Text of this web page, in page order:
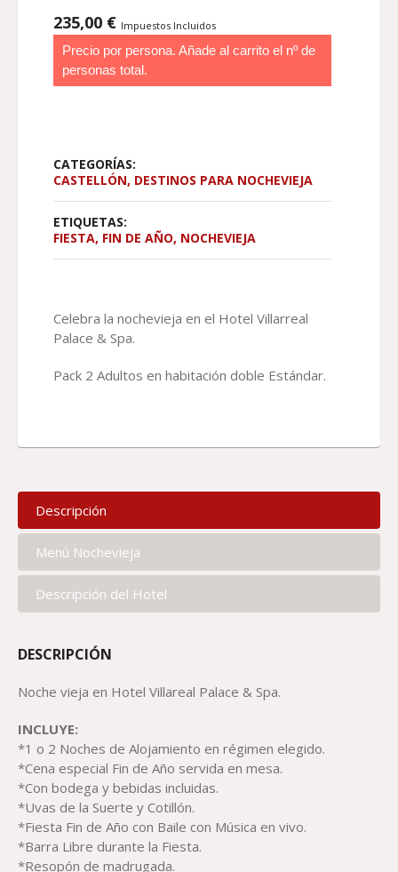
235,00 € Impuestos Incluidos
Precio por persona. Añade al carrito el nº de
personas total.
CATEGORÍAS:
CASTELLÓN, DESTINOS PARA NOCHEVIEJA
ETIQUETAS:
FIESTA, FIN DE AÑO, NOCHEVIEJA
Celebra la nochevieja en el Hotel Villarreal
Palace & Spa.
Pack 2 Adultos en habitación doble Estándar.
Descripción
Menú Nochevieja
Descripción del Hotel
DESCRIPCIÓN
Noche vieja en Hotel Villareal Palace & Spa.
INCLUYE:
*1 o 2 Noches de Alojamiento en régimen elegido.
*Cena especial Fin de Año servida en mesa.
*Con bodega y bebidas incluidas.
*Uvas de la Suerte y Cotillón.
*Fiesta Fin de Año con Baile con Música en vivo.
*Barra Libre durante la Fiesta.
*Resopón de madrugada.